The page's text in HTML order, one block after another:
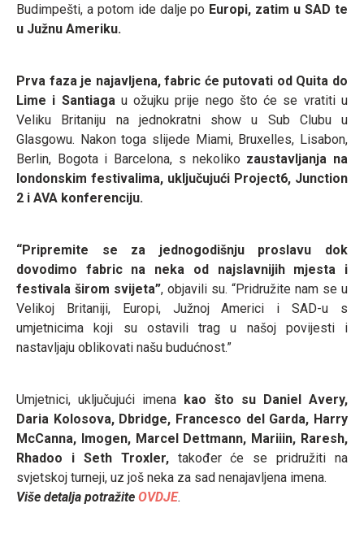
Budimpešti, a potom ide dalje po Europi, zatim u SAD te
u Južnu Ameriku.
Prva faza je najavljena, fabric će putovati od Quita do
Lime i Santiagau ožujku prije nego što će se vratiti u
Veliku Britaniju na jednokratni show u Sub Clubu u
Glasgowu. Nakon toga slijede Miami, Bruxelles, Lisabon,
Berlin, Bogota i Barcelona, s nekoliko zaustavljanja na
londonskim festivalima, uključujući Project6, Junction
2 i AVA konferenciju.
“Pripremite se za jednogodišnju proslavu dok
dovodimo fabric na neka od najslavnijih mjesta i
festivala širom svijeta”, objavili su. “Pridružite nam se u
Velikoj Britaniji, Europi, Južnoj Americi i SAD-u s
umjetnicima koji su ostavili trag u našoj povijesti i
nastavljaju oblikovati našu budućnost.”
Umjetnici, uključujući imena kao što su Daniel Avery,
Daria Kolosova, Dbridge, Francesco del Garda, Harry
McCanna, Imogen, Marcel Dettmann, Mariiin, Raresh,
Rhadoo i Seth Troxler,također će se pridružiti na
svjetskoj turneji, uz još neka za sad nenajavljena imena.
Više detalja potražite OVDJE.